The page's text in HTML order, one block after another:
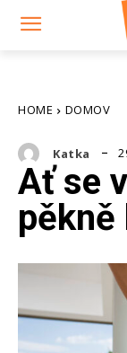
HOME DOMOV
Katka
Ať se
pěkně